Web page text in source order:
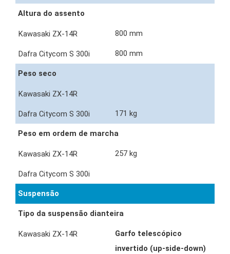
Altura do assento
800 mm
800 mm
Peso seco
171 kg
Peso em ordem de marcha
257 kg
Suspensão
Tipo da suspensão dianteira
Garfo telescópico
invertido (up-side-down)